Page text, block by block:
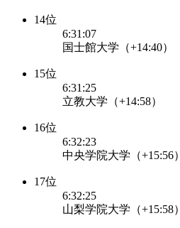
14位
6:31:07
国士館大学（+14:40）
15位
6:31:25
立教大学（+14:58）
16位
6:32:23
中央学院大学（+15:56）
17位
6:32:25
山梨学院大学（+15:58）